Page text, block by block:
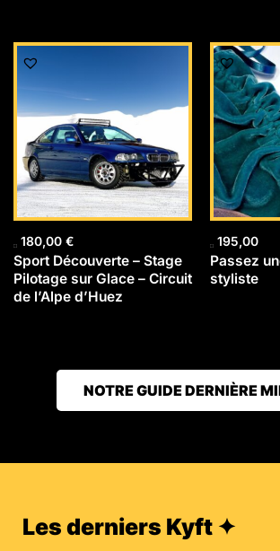
180,00 €
Sport Découverte – Stage
Pilotage sur Glace – Circuit
de l’Alpe d’Huez
195,00
Passez
styliste
NOTRE GUIDE DERNIÈRE
Les derniers Kyft ✦